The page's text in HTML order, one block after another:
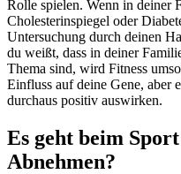
Rolle spielen. Wenn in deiner
Cholesterinspiegel oder
Untersuchung durch deinen
du weißt, dass in deiner
Thema sind, wird Fitness
Einfluss auf deine Gene, aber
durchaus positiv auswirken.
Es geht beim
Abnehmen?